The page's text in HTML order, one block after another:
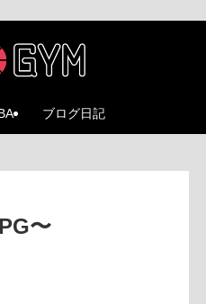
ブログ日記
〜